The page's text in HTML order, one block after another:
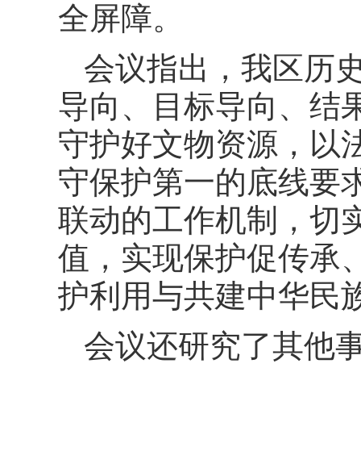
全屏障。
会议指出，我区历
导向、目标导向、结
守护好文物资源，以
守保护第一的底线要
联动的工作机制，切
值，实现保护促传承
护利用与共建中华民
会议还研究了其他